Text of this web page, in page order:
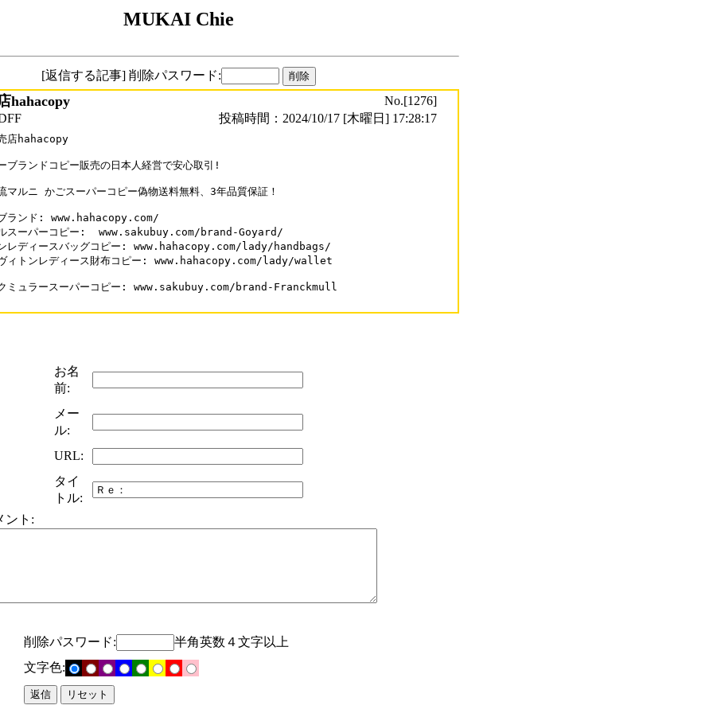
MUKAI Chie
[返信する記事] 削除パスワード:
hahacopy
No.[1276]
投稿時間：2024/10/17 [木曜日] 17:28:17
店hahacopy
ブランドコピー販売の日本人経営で安心取引!
マルニ かごスーパーコピー偽物送料無料、3年品質保証！
ランド: www.hahacopy.com/
スーパーコピー:  www.sakubuy.com/brand-Goyard/
レディースバッグコピー: www.hahacopy.com/lady/handbags/
ィトンレディース財布コピー: www.hahacopy.com/lady/wallet
ミュラースーパーコピー: www.sakubuy.com/brand-Franckmull
お名
前:
メー
ル:
URL:
タイ
トル:
ント:
削除パスワード:
半角英数４文字以上
文字色: